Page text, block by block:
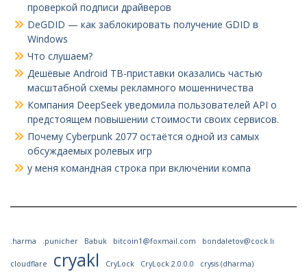
проверкой подписи драйверов
DeGDID — как заблокировать получение GDID в
Windows
Что слушаем?
Дешёвые Android ТВ-приставки оказались частью
масштабной схемы рекламного мошенничества
Компания DeepSeek уведомила пользователей API о
предстоящем повышении стоимости своих сервисов.
Почему Cyberpunk 2077 остаётся одной из самых
обсуждаемых ролевых игр
у меня командная строка при включении компа
.harma .punicher Babuk bitcoin1@foxmail.com bondaletov@cock.li
cloudflare cryakl CryLock CryLock 2.0.0.0
crysis (dharma)